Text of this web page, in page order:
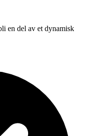
en del av et dynamisk